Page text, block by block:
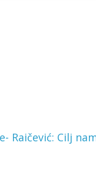
Raičević: Cilj